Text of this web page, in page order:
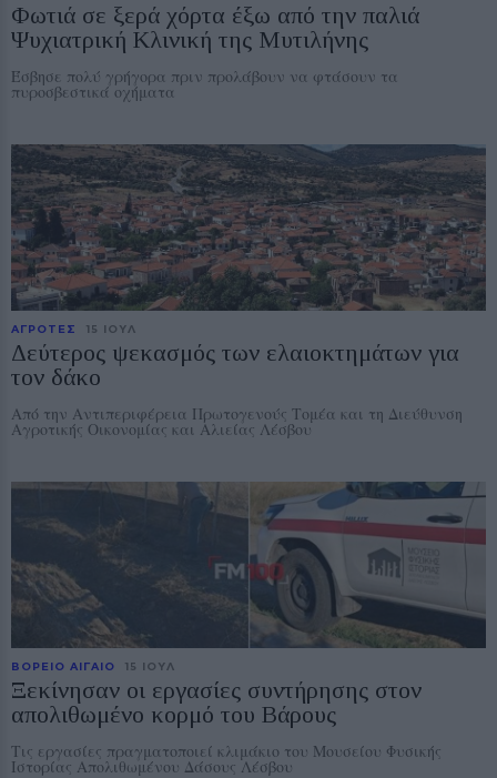
Φωτιά σε ξερά χόρτα έξω από την παλιά
Ψυχιατρική Κλινική της Μυτιλήνης
Έσβησε πολύ γρήγορα πριν προλάβουν να φτάσουν τα
πυροσβεστικά οχήματα
ΑΓΡΟΤΕΣ 15 ΙΟΥΛ
Δεύτερος ψεκασμός των ελαιοκτημάτων για
τον δάκο
Από την Αντιπεριφέρεια Πρωτογενούς Τομέα και τη Διεύθυνση
Αγροτικής Οικονομίας και Αλιείας Λέσβου
ΒΟΡΕΙΟ ΑΙΓΑΙΟ 15 ΙΟΥΛ
Ξεκίνησαν οι εργασίες συντήρησης στον
απολιθωμένο κορμό του Βάρους
Τις εργασίες πραγματοποιεί κλιμάκιο του Μουσείου Φυσικής
Ιστορίας Απολιθωμένου Δάσους Λέσβου